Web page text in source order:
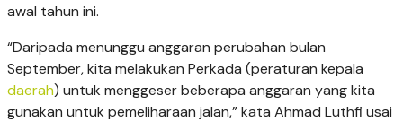
awal tahun ini.
“Daripada menunggu anggaran perubahan bulan
September, kita melakukan Perkada (peraturan kepala
daerah) untuk menggeser beberapa anggaran yang kita
gunakan untuk pemeliharaan jalan,” kata Ahmad Luthfi usai